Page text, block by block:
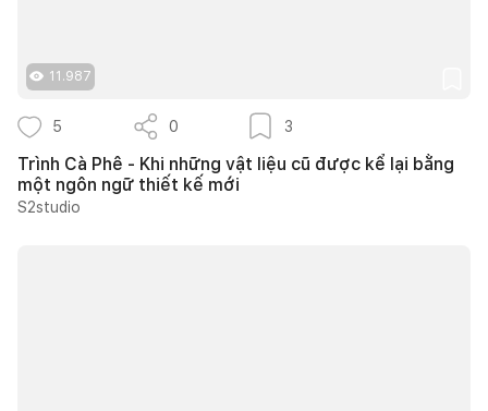
11.987
5 0 3
Trình Cà Phê - Khi những vật liệu cũ được kể lại bằng
một ngôn ngữ thiết kế mới
S2studio